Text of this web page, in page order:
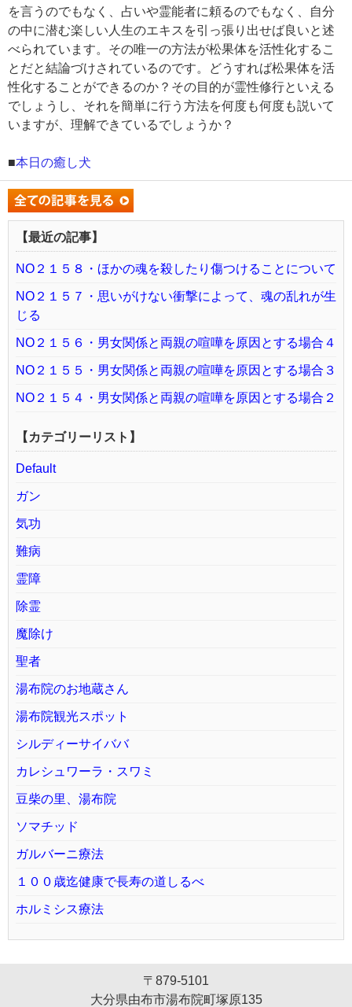
を言うのでもなく、占いや霊能者に頼るのでもなく、自分
の中に潜む楽しい人生のエキスを引っ張り出せば良いと述
べられています。その唯一の方法が松果体を活性化するこ
とだと結論づけされているのです。どうすれば松果体を活
性化することができるのか？その目的が霊性修行といえる
でしょうし、それを簡単に行う方法を何度も何度も説いて
いますが、理解できているでしょうか？
■本日の癒し犬
【最近の記事】
NO２１５８・ほかの魂を殺したり傷つけることについて
NO２１５７・思いがけない衝撃によって、魂の乱れが生
じる
NO２１５６・男女関係と両親の喧嘩を原因とする場合４
NO２１５５・男女関係と両親の喧嘩を原因とする場合３
NO２１５４・男女関係と両親の喧嘩を原因とする場合２
【カテゴリーリスト】
Default
ガン
気功
難病
霊障
除霊
魔除け
聖者
湯布院のお地蔵さん
湯布院観光スポット
シルディーサイババ
カレシュワーラ・スワミ
豆柴の里、湯布院
ソマチッド
ガルバーニ療法
１００歳迄健康で長寿の道しるべ
ホルミシス療法
〒879-5101
大分県由布市湯布院町塚原135